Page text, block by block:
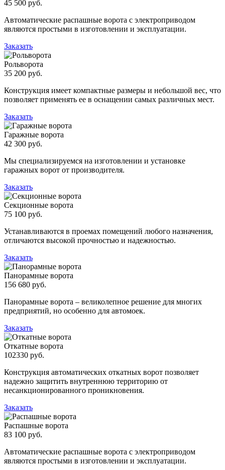
45 500 руб.
Автоматические распашные ворота с электроприводом
являются простыми в изготовлении и эксплуатации.
Заказать
Рольворота
35 200 руб.
Конструкция имеет компактные размеры и небольшой вес, что
позволяет применять ее в оснащении самых различных мест.
Заказать
Гаражные ворота
42 300 руб.
Мы специализируемся на изготовлении и установке
гаражных ворот от производителя.
Заказать
Секционные ворота
75 100 руб.
Устанавливаются в проемах помещений любого назначения,
отличаются высокой прочностью и надежностью.
Заказать
Панорамные ворота
156 680 руб.
Панорамные ворота – великолепное решение для многих
предприятий, но особенно для автомоек.
Заказать
Откатные ворота
102330 руб.
Конструкция автоматических откатных ворот позволяет
надежно защитить внутреннюю территорию от
несанкционированного проникновения.
Заказать
Распашные ворота
83 100 руб.
Автоматические распашные ворота с электроприводом
являются простыми в изготовлении и эксплуатации.